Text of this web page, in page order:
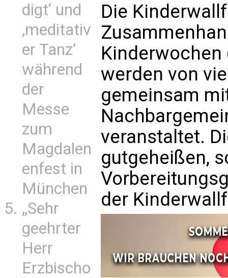
digt‘ und
‚meditativ
er Tanz’
während
der
Messe
zum
Magdalen
enfest in
München
„Sehr
geehrter
Herr
Erzbischo
Die
Kinderwochen
werden von
gemeinsam
veranstaltet.
gutgeheißen,
der